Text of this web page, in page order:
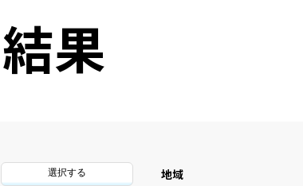
果
選択する 地域